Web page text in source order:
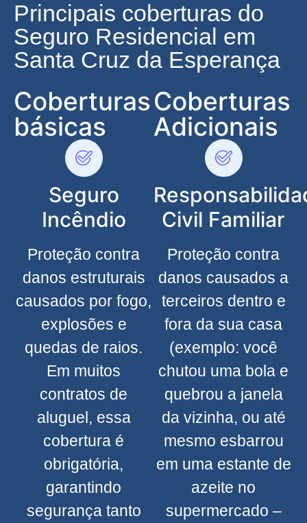
Principais coberturas do
Seguro Residencial em
Santa Cruz da Esperança
Coberturas
básicas
Seguro
Incêndio
Proteção contra
danos estruturais
causados por fogo,
explosões e
quedas de raios.
Em muitos
contratos de
aluguel, essa
cobertura é
obrigatória,
garantindo
segurança tanto
Coberturas
Adicionais
Civil Familiar
Proteção contra
danos causados a
terceiros dentro e
fora da sua casa
(exemplo: você
chutou uma bola e
quebrou a janela
da vizinha, ou até
mesmo esbarrou
em uma estante de
azeite no
supermercado –